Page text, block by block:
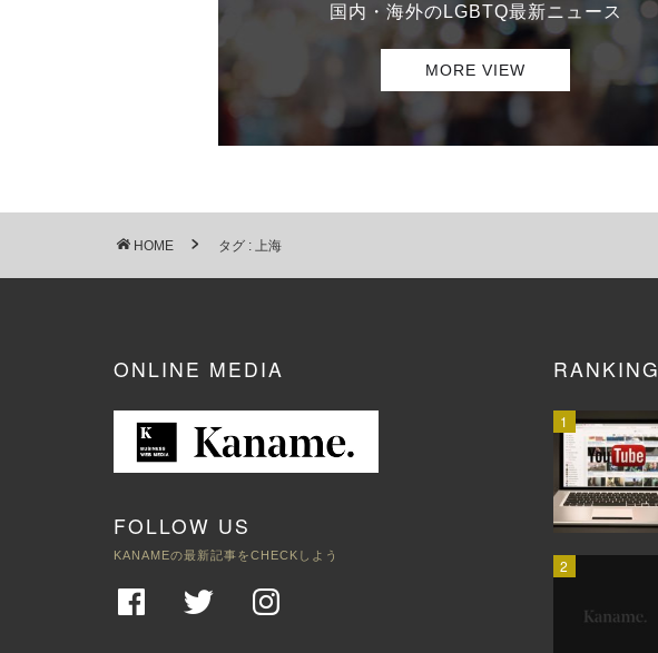
国内・海外のLGBTQ最新ニュース
MORE VIEW
HOME タグ : 上海
ONLINE MEDIA
FOLLOW US
KANAMEの最新記事をCHECKしよう
RANKING
1
2